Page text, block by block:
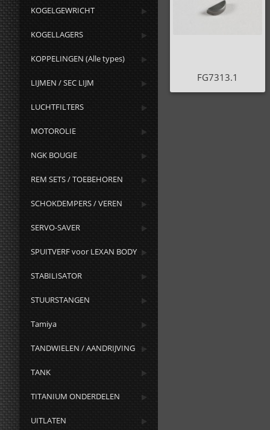
KOGELGEWRICHT
KOGELLAGERS
KOPPELINGEN (Alle types)
LIJMEN / SEC LIJM
LUCHTFILTERS
MOTOROLIE
NGK BOUGIE
REM SETS / TOEBEHOREN
SCHOKDEMPERS / VEREN
SERVO-SAVER
SPUITVERF voor LEXAN BODY
STABILISATOR
STUURSTANGEN
Tamiya
TANDWIELEN / AANDRIJVING
TANK
TITANIUM ONDERDELEN
UITLATEN
FG7313.1